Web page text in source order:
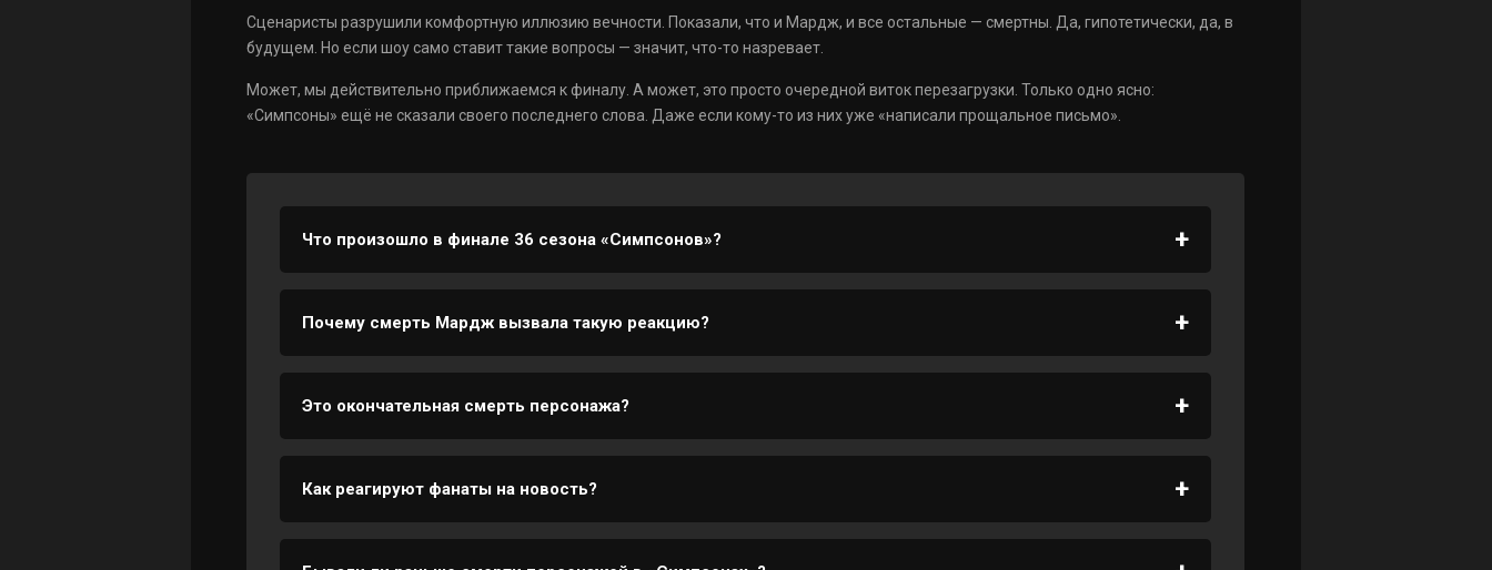
Сценаристы разрушили комфортную иллюзию вечности. Показали, что и Мардж, и все остальные — смертны. Да, гипотетически, да, в
будущем. Но если шоу само ставит такие вопросы — значит, что-то назревает.
Может, мы действительно приближаемся к финалу. А может, это просто очередной виток перезагрузки. Только одно ясно:
«Симпсоны» ещё не сказали своего последнего слова. Даже если кому-то из них уже «написали прощальное письмо».
Что произошло в финале 36 сезона «Симпсонов»?
В финале показали будущее, где Мардж Симпсон умерла, а её дети — взрослые и далеки друг от друга.
Почему смерть Мардж вызвала такую реакцию?
Мардж — моральный якорь семьи, её отсутствие нарушает привычный баланс и вызывает тревогу у
фанатов.
Это окончательная смерть персонажа?
Пока нет. Это флешфорвард — прогноз будущего, а в 37 сезоне Мардж, скорее всего, будет жива.
Как реагируют фанаты на новость?
Мнения разные, но большинство в шоке и задаются вопросом, как будет дальше без Мардж.